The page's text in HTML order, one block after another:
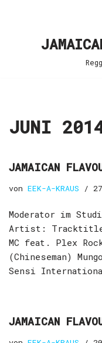
JUNI
JAMAICAN
von EEK-A-KRAUS
Moderator im
Artist: Tracktitle
MC feat. Plex
(Chineseman)
Sensi
JAMAICAN